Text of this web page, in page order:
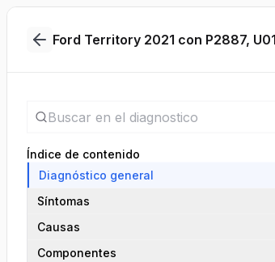
Ford Territory 2021 con P2887,
Índice de contenido
Diagnóstico general
Síntomas
Causas
Componentes